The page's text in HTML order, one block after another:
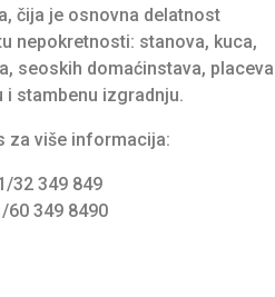
čija je osnovna delatnost
nepokretnosti: stanova, kuca,
seoskih domaćinstava, placeva
i stambenu izgradnju.
za više informacija:
32 349 849
60 349 8490